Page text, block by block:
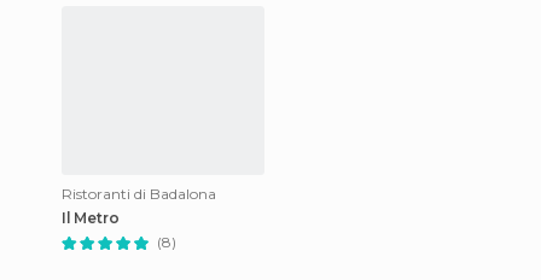
Ristoranti di Badalona
Il Metro
(8)